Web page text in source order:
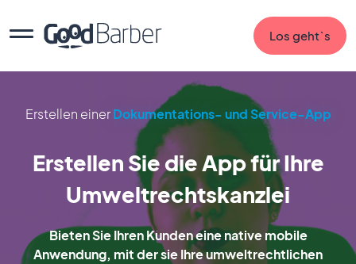
Los geht`s
Erstellen einerDokumentations- und Service-App
Erstellen Sie die App für Ihre
Umweltrechtskanzlei
Bieten Sie Ihren Kunden eine native mobile
Anwendung, mit der sie Ihre umweltrechtlichen